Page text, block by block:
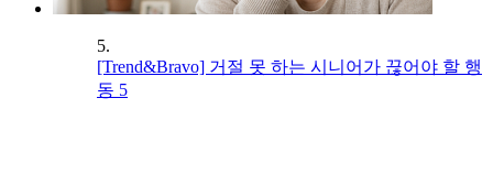
5.
[Trend&Bravo] 거절 못 하는 시니어가 끊어야 할 행
동 5